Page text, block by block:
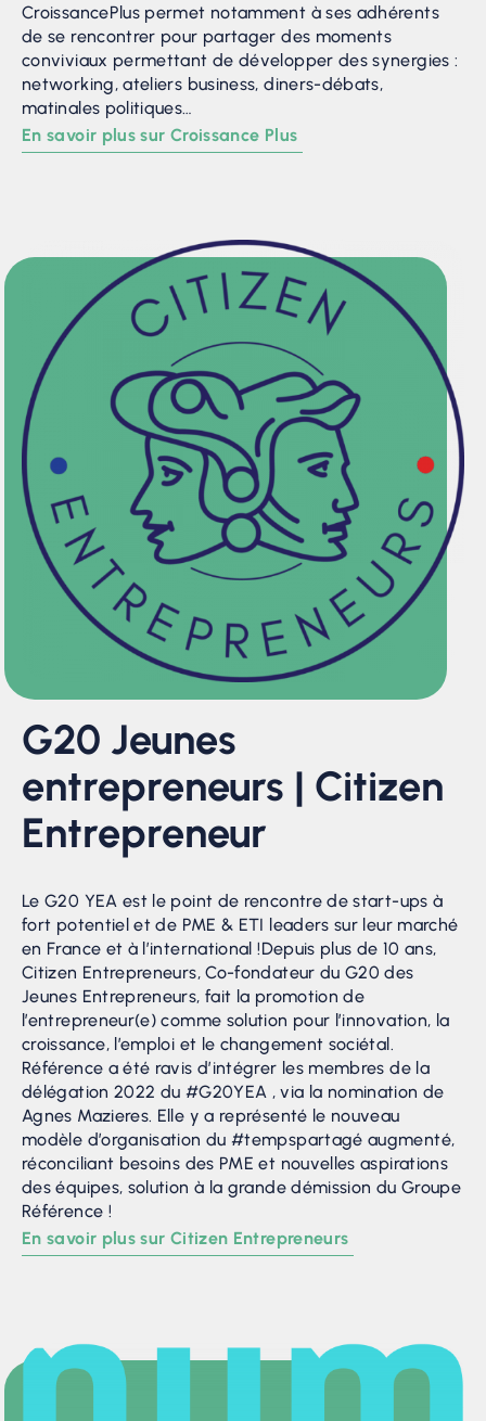
CroissancePlus permet notamment à ses adhérents
de se rencontrer pour partager des moments
conviviaux permettant de développer des synergies :
networking, ateliers business, diners-débats,
matinales politiques…
En savoir plus sur Croissance Plus
G20 Jeunes
entrepreneurs | Citizen
Entrepreneur
Le G20 YEA est le point de rencontre de start-ups à
fort potentiel et de PME & ETI leaders sur leur marché
en France et à l’international !Depuis plus de 10 ans,
Citizen Entrepreneurs, Co-fondateur du G20 des
Jeunes Entrepreneurs, fait la promotion de
l’entrepreneur(e) comme solution pour l’innovation, la
croissance, l’emploi et le changement sociétal.
Référence a été ravis d’intégrer les membres de la
délégation 2022 du #G20YEA , via la nomination de
Agnes Mazieres. Elle y a représenté le nouveau
modèle d’organisation du #tempspartagé augmenté,
réconciliant besoins des PME et nouvelles aspirations
des équipes, solution à la grande démission du Groupe
Référence !
En savoir plus sur Citizen Entrepreneurs